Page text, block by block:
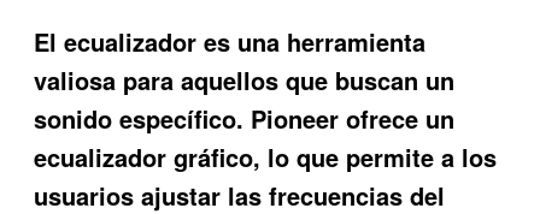
El ecualizador es una herramienta
valiosa para aquellos que buscan un
sonido específico. Pioneer ofrece un
ecualizador gráfico, lo que permite a los
usuarios ajustar las frecuencias del